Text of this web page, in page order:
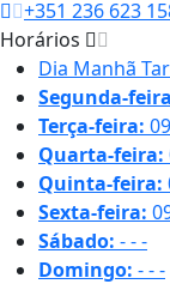
+351 236 623
Horários
Dia Manhã
Segunda-
Terça-feira:
Quarta-feira:
Quinta-feira:
Sexta-feira:
Sábado: ---
Domingo: ---